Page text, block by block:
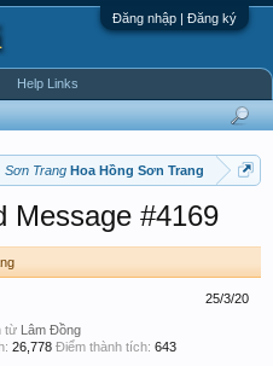
Đăng nhập | Đăng ký
Sơn Trang Hoa Hồng Sơn Trang
Message #4169
25/3/20
từ Lâm Đồng
26,778 Điểm thành tích: 643
Help Links